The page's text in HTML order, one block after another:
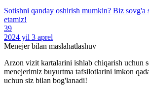
Sotishni qanday oshirish mumkin? Biz
etamiz!
39
2024 yil 3 aprel
Menejer bilan maslahatlashuv
Arzon vizit kartalarini ishlab chiqarish uchun
menejerimiz buyurtma tafsilotlarini imkon
uchun siz bilan bog'lanadi!